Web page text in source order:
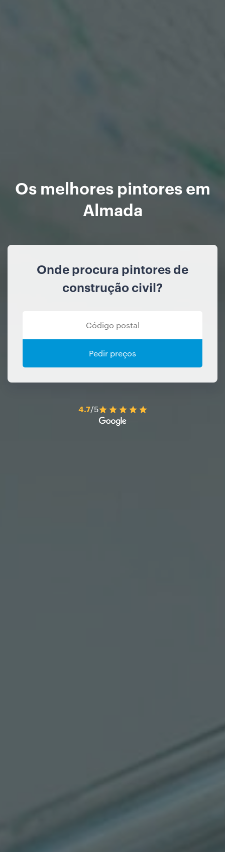
Os melhores pintores em
Almada
Onde procura pintores de
construção civil?
Pedir preços
4.7/5